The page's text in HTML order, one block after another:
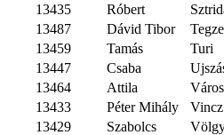
13435
Róbert
13487
Dávid Tibor
Tegze
13459
Tamás
Turi
13447
Csaba
13464
Attila
13433
Péter Mihály
Vincz
13429
Szabolcs